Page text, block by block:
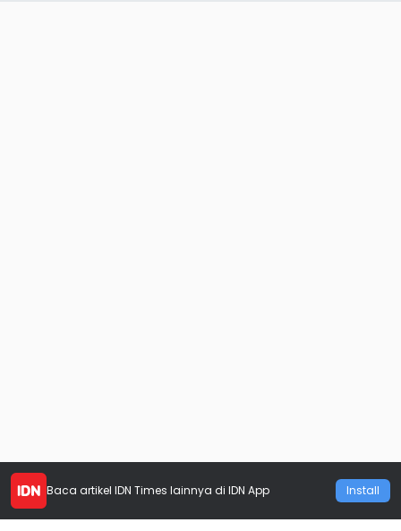
Baca artikel IDN Times lainnya di IDN App Install